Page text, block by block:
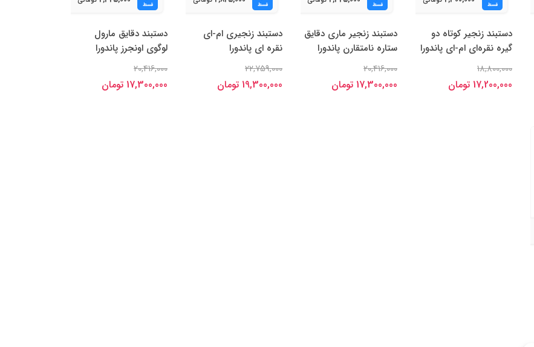
قسط
دستبند زنجیر کوتاه دو
گیره نقره‌ای ام-ای پاندورا
18,800,000
17,200,000 تومان
قسط
دستبند زنجیر ماری دقایق
ستاره نامتقارن پاندورا
20,416,000
17,300,000 تومان
قسط
دستبند زنجیری ام-ای
نقره ای پاندورا
22,759,000
19,300,000 تومان
قسط
دستبند دقایق مارول
لوگوی اونجرز پاندورا
20,416,000
17,300,000 تومان